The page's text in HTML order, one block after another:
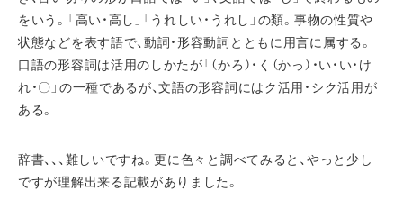
をいう。「高い・高し」「うれしい・うれし」の類。事物の性質や
状態などを表す語で、動詞・形容動詞とともに用言に属する。
口語の形容詞は活用のしかたが「（かろ）・く（かっ）・い・い・け
れ・〇」の一種であるが、文語の形容詞にはク活用・シク活用が
ある。
辞書、、、難しいですね。更に色々と調べてみると、やっと少し
ですが理解出来る記載がありました。